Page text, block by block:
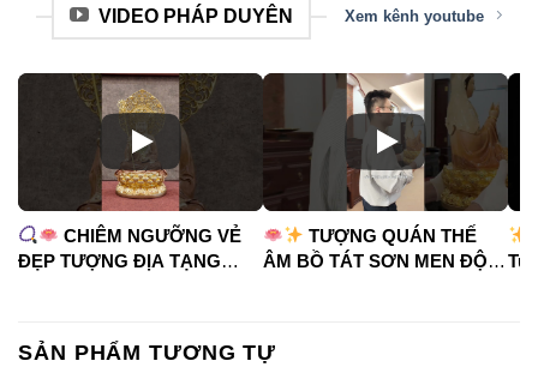
VIDEO PHÁP DUYÊN Xem kênh youtube
CHIÊM NGƯỠNG VẺ
ĐẸP TƯỢNG ĐỊA TẠNG
#tuongphat
#diatangvuongbotat
TƯỢNG QUÁN THẾ
ÂM BỒ TÁT SƠN MEN ĐỘ
SẢN PHẨM TƯƠNG TỰ